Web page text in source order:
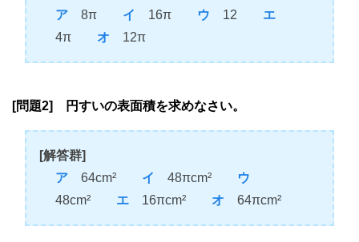
ア 8π イ 16π ウ 12 エ
4π オ 12π
[問題2] 円すいの表面積を求めなさい。
[解答群]
ア 64cm² イ 48πcm²
ウ
48cm² エ 16πcm² オ 64πcm²